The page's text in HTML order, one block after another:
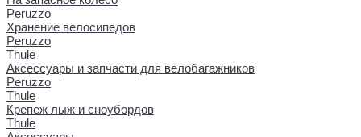
Peruzzo
Хранение велосипедов
Peruzzo
Thule
Аксессуары и запчасти для велобагажников
Peruzzo
Thule
Крепеж лыж и сноубордов
Thule